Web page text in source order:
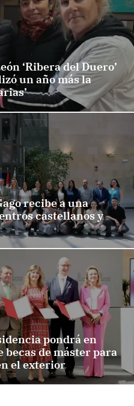
‘Ribera del Duero’
un año más la
recibe a una
castellanos y
pondrá en
de máster para
el exterior